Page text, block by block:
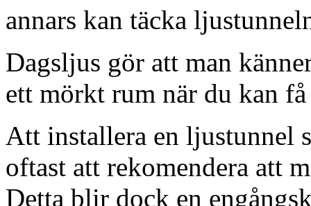
annars kan täcka
Dagsljus gör att man
ett mörkt rum när du kan
Att installera en ljustunnel
oftast att rekomendera att
Detta blir dock en